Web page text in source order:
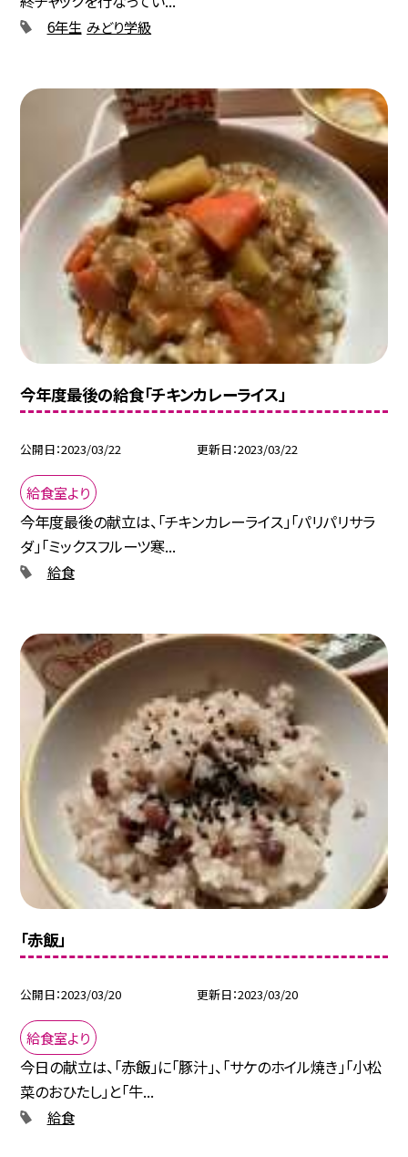
6年生 みどり学級
今年度最後の給食「チキンカレーライス」
公開日 2023/03/22 更新日 2023/03/22
給食室より
今年度最後の献立は、「チキンカレーライス」「パリパリサラ
ダ」「ミックスフルーツ寒...
給食
「赤飯」
公開日 2023/03/20 更新日 2023/03/20
給食室より
今日の献立は、「赤飯」に「豚汁」、「サケのホイル焼き」「小松
菜のおひたし」と「牛...
給食